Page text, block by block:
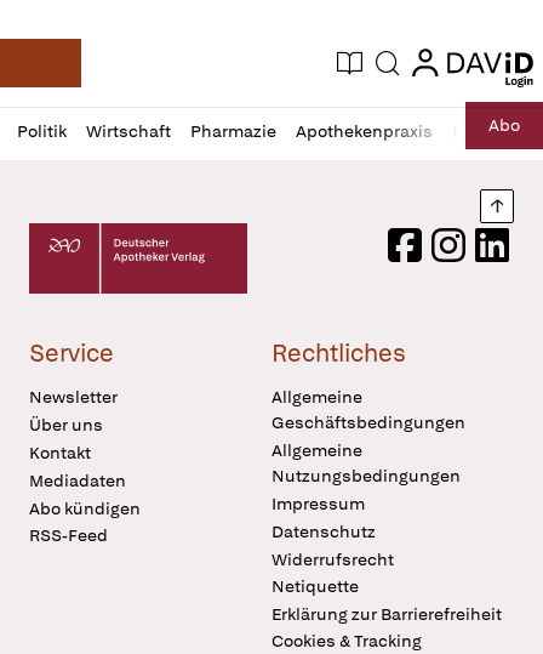
Deutsche Apotheker Zeitung
Aktuelle Ausgabe
Suche login
login
Politik Wirtschaft Pharmazie Apothekenpraxis RechtAbo
Profil
öffnen
Daz
Pur
Deutscher Apotheker Verlag Logo
FacebookInstagram
Service
Newsletter
Über uns
Kontakt
Mediadaten
Abo kündigen
RSS-Feed
Rechtliches
Allgemeine
Geschäftsbedingungen
Allgemeine
Nutzungsbedingungen
Impressum
Datenschutz
Widerrufsrecht
Netiquette
Erklärung zur Barrierefreiheit
Cookies & Tracking